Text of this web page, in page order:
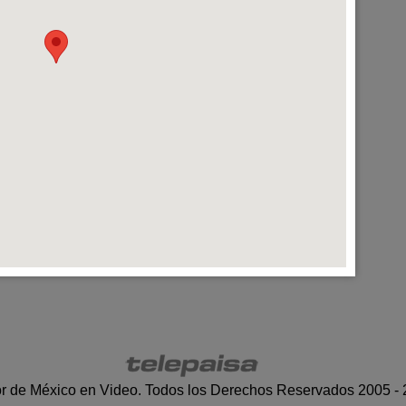
de México en Video. Todos los Derechos Reservados 2005 -